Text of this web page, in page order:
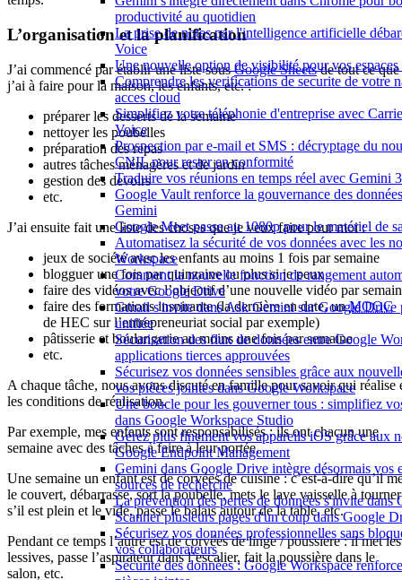
productivité au quotidien
La prise de notes par l'intelligence artificielle
Voice
Une nouvelle option de visibilité pour vos
Comprendre les verifications de securite de votre
acces cloud
Simplifiez votre téléphonie d'entreprise avec
Voice
Prospection par e-mail et SMS : décryptage du
CNIL pour rester en conformité
Traduire vos réunions en temps réel avec Gemini
Google Vault renforce la gouvernance des
Gemini
Google Meet passe au 1080p pour le matériel de
Automatisez la sécurité de vos données avec les
Workspace
Comment la nouvelle fonction de rangement
votre Google Drive
Gmail s'invite dans Ask Gemini sur Google Drive
unifiée
Sécurisation des flux de données entre Google
applications tierces approuvées
Sécurisez vos données sensibles grâce aux
vos pièces jointes dans Google Workspace
Une boucle pour les gouverner tous : simplifiez
dans Google Workspace Studio
Gérez plus finement vos appareils iOS grâce aux
Google Endpoint Management
Gemini dans Google Drive intègre désormais vos
sources de recherche
La prévention des pertes de données s'invite dans
Scanner plusieurs pages d'un coup dans Google
Sécurisez vos données professionnelles sans
vos collaborateurs
Sécurité des données : Google Workspace
L’organisation et la planification
J’ai commencé par établir une liste sousGoogle Sheetsde tout ce que
j’ai à faire pour la maison, les enfants, etc. :
préparer les desserts de la semaine
nettoyer les poubelles
préparation des repas
autres tâches ménagères et de jardin
gestion des devoirs
etc.
J’ai ensuite fait une liste des choses que je veux faire pour moi :
jeux de société avec les enfants au moins 1 fois par semaine
blogguer une fois par quinzaine ou plus si je peux
faire des vidéos avec l’objectif d’une nouvelle vidéo par
faire des formations inspirante (la dernière en date, unMOOC
de HEC sur l’entrepreneuriat social par exemple)
pâtisserie et boulangerie au moins une fois par semaine
etc.
A chaque tâche, nous avons discuté en famille pour savoir qui réalise
les conditions de réalisation.
Par exemple, mes enfants sont responsabilisés : ils ont chacun une
semaine avec des tâches à faire à leur portée.
Une semaine un enfant est de corvées de cuisine : c’est-à-dire qu’il
le couvert, débarrasse, sort la poubelle, mets le lave vaisselle à tourner
s’il est plein et le vide, passe le balais autour de la table, etc.
Pendant ce temps l’autre est de corvées de linge / poussière : il met les
lessives, passe l’aspirateur dans l’escalier, fait la poussière dans le
salon, etc.